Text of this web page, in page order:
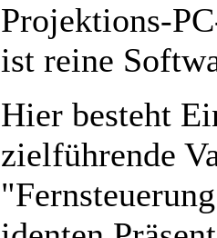
Projektions-
ist reine
Hier besteht
zielführende